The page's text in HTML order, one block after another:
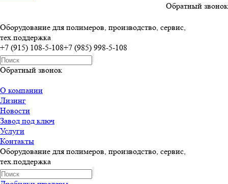
Обратный звонок
Оборудование для полимеров, производство, сервис,
тех.поддержка
+7 (915) 108-5-108+7 (985) 998-5-108
Обратный звонок
О компании
Лизинг
Новости
Завод под ключ
Услуги
Контакты
Оборудование для полимеров, производство, сервис,
тех.поддержка